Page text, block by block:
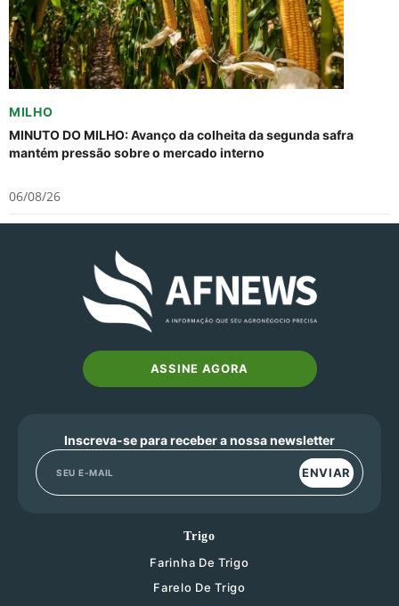
MILHO
MINUTO DO MILHO: Avanço da colheita da segunda safra
mantém pressão sobre o mercado interno
06/08/26
ASSINE AGORA
Inscreva-se para receber a nossa newsletter
ENVIAR
Trigo
Farinha De Trigo
Farelo De Trigo